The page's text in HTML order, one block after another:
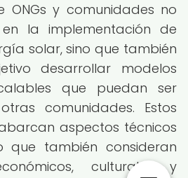
ONGs y comunidades no
la implementación de
solar, sino que también
desarrollar modelos
que puedan ser
comunidades. Estos
aspectos técnicos
que también consideran
culturales y